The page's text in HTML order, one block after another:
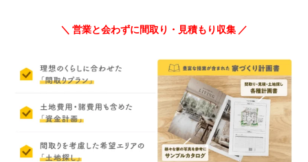
＼ 営業と会わずに間取り・見積もり収集 ／